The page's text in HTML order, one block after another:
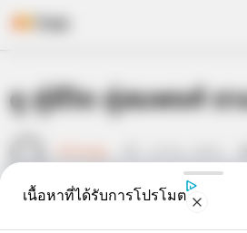
to
content
ดู คู่ชีวิต คู่สมพงศ์ ต
เนื้อหาที่ได้รับการโปรโมต